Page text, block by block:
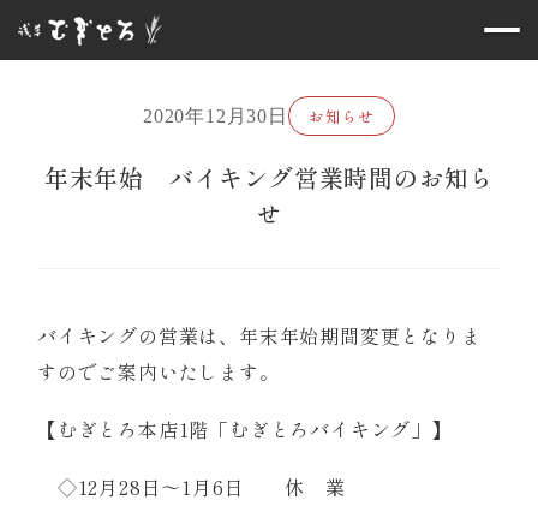
2020年12月30日 お知らせ
年末年始 バイキング営業時間のお知ら
せ
バイキングの営業は、年末年始期間変更となりま
すのでご案内いたします。
【むぎとろ本店1階「むぎとろバイキング」】
◇12月28日～1月6日 休 業